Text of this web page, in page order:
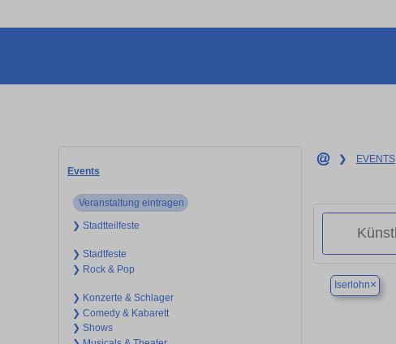
Events
Veranstaltung eintragen
❯ Stadtteilfeste
❯ Stadtfeste
❯ Rock & Pop
❯ Konzerte & Schlager
❯ Comedy & Kabarett
❯ Shows
❯ EVENTS
Iserlohn×